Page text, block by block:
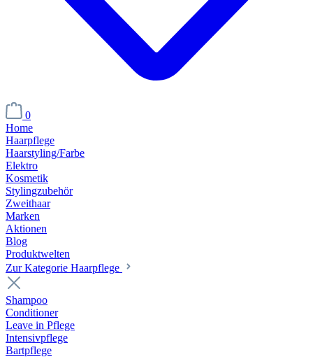
0
Home
Haarpflege
Haarstyling/Farbe
Elektro
Kosmetik
Stylingzubehör
Zweithaar
Marken
Aktionen
Blog
Produktwelten
Zur Kategorie Haarpflege
Shampoo
Conditioner
Leave in Pflege
Intensivpflege
Bartpflege